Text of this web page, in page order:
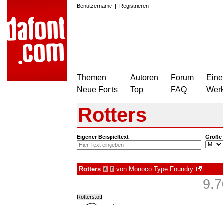
Benutzername | Registrieren
Themen
Neue Fonts
Autoren
Top
Forum
FAQ
Rotters
Eigener Beispieltext Größe
Rotters à € von Monoco Type Foundry
Rotters.otf